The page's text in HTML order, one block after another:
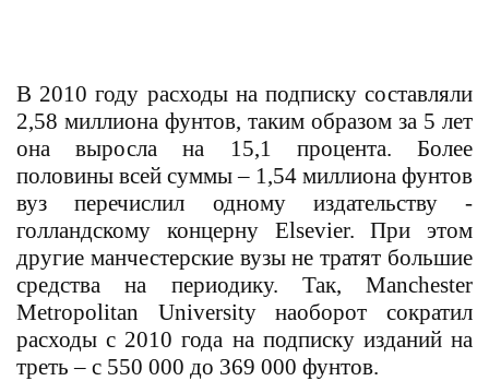
В 2010 году расходы на подписку составляли
2,58 миллиона фунтов, таким образом за 5 лет
она выросла на 15,1 процента. Более
половины всей суммы – 1,54 миллиона фунтов
вуз перечислил одному издательству -
голландскому концерну Elsevier. При этом
другие манчестерские вузы не тратят большие
средства на периодику. Так, Manchester
Metropolitan Universityнаоборот сократил
расходы с 2010 года на подписку изданий на
треть – с 550 000 до 369 000 фунтов.